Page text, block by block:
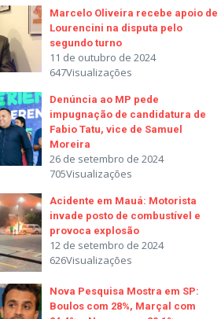
Marcelo Oliveira recebe apoio de
Lourencini na disputa pelo
segundo turno
11 de outubro de 2024
647Visualizações
Denúncia ao MP pede
impugnação de candidatura de
Fabio Tatu, vice de Samuel
Moreira
26 de setembro de 2024
705Visualizações
Acidente em Mauá: Motorista
invade posto de combustível e
provoca explosão
12 de setembro de 2024
626Visualizações
Nova Pesquisa Mostra em SP:
Boulos com 28%, Marçal com